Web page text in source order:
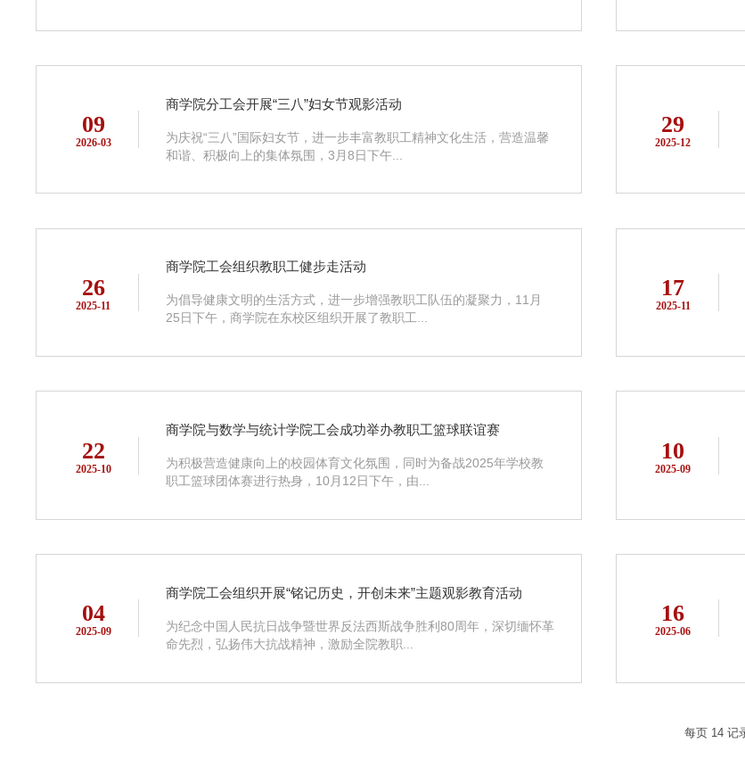
09
2026-03
商学院分工会开展“三八”妇女节观影活动
为庆祝“三八”国际妇女节，进一步丰富教职工精神文化生活，营造温馨
和谐、积极向上的集体氛围，3月8日下午...
29
2025-12
26
2025-11
商学院工会组织教职工健步走活动
为倡导健康文明的生活方式，进一步增强教职工队伍的凝聚力，11月
25日下午，商学院在东校区组织开展了教职工...
17
2025-11
22
2025-10
商学院与数学与统计学院工会成功举办教职工篮球联谊赛
为积极营造健康向上的校园体育文化氛围，同时为备战2025年学校教
职工篮球团体赛进行热身，10月12日下午，由...
10
2025-09
04
2025-09
商学院工会组织开展“铭记历史，开创未来”主题观影教育活动
为纪念中国人民抗日战争暨世界反法西斯战争胜利80周年，深切缅怀革
命先烈，弘扬伟大抗战精神，激励全院教职...
16
2025-06
每页 14记